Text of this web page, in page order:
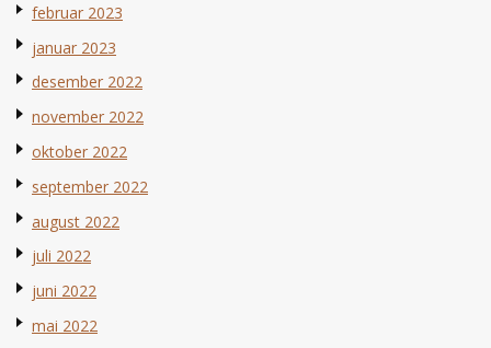
februar 2023
januar 2023
desember 2022
november 2022
oktober 2022
september 2022
august 2022
juli 2022
juni 2022
mai 2022